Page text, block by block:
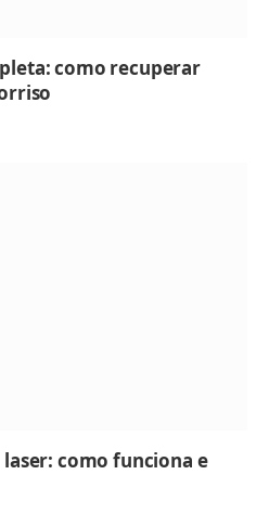
como recuperar
como funciona e